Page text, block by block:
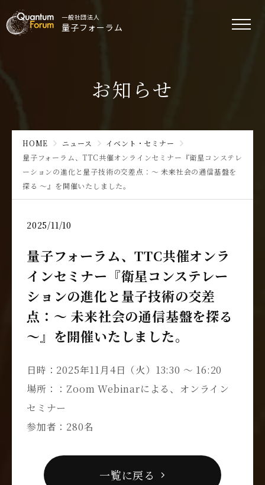
一般社団法人
量子フォーラム
お知らせ
HOME ニュース
イベント・セミナー
量子フォーラム、TTC共催オンラインセミナー『衛星コンステレ
ーションの進化と量子技術の交差点：～ 未来社会の通信基盤を
探る ～』を開催いたしました。
2025/11/10
量子フォーラム、TTC共催オンラ
インセミナー『衛星コンステレー
ションの進化と量子技術の交差
点：～ 未来社会の通信基盤を探る
～』を開催いたしました。
日時：2025年11月4日（火）13:30 ～ 16:20
場所：：Zoom Webinarによる、オンライン
セミナー
参加者：280名
一覧に戻る